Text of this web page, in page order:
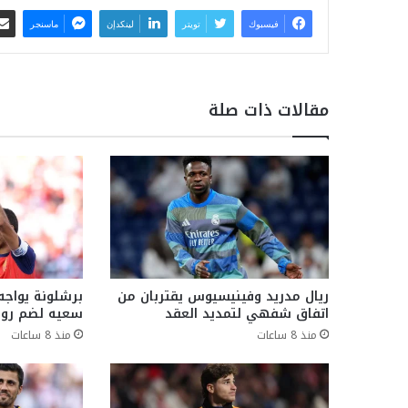
فيسبوك تويتر لينكدإن ماسنجر
مقالات ذات صلة
ريال مدريد وفينيسيوس يقتربان من
اتفاق شفهي لتمديد العقد
منذ 8 ساعات
برشلونة
سعيه لضم
منذ 8 ساعات